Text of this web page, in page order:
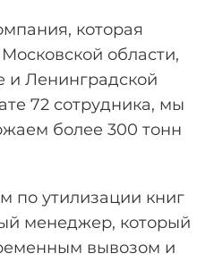
которая
области,
и Ленинградской
72 сотрудника, мы
более 300 тонн
по утилизации книг
менеджер, который
вывозом и